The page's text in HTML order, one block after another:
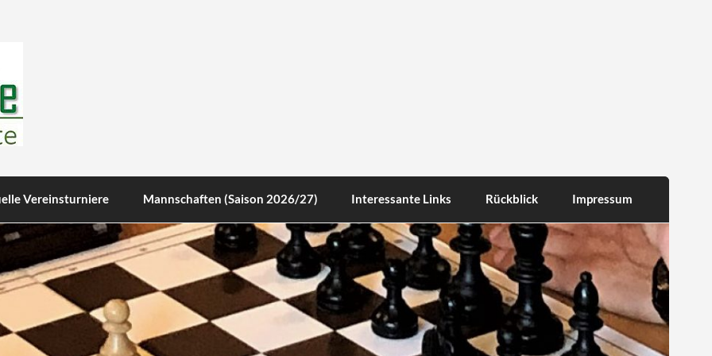
Vereinsturniere Mannschaften (Saison 2026/27) Interessante Links Rückblick Impressum